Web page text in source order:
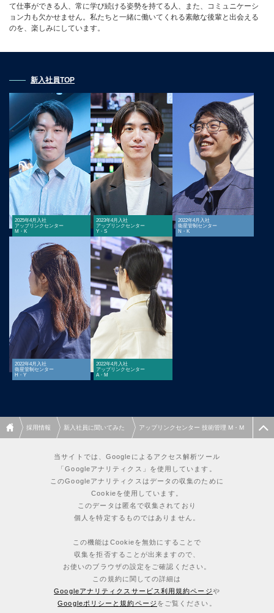
て仕事ができる人、常に学び続ける姿勢を持てる人、また、コミュニケーシ
ョン力も欠かせません。私たちと一緒に働いてくれる素敵な後輩と出会える
のを、楽しみにしています。
新入社員TOP
2025年4月入社
アップリンクセンター
M・K
2023年4月入社
アップリンクセンター
Y・S
2022年4月入社
衛星管制センター
N・K
2022年4月入社
衛星管制センター
H・Y
2022年4月入社
アップリンクセンター
A・M
採用情報 新入社員に聞いてみた アップリンクセンター 技術管理 M・M
当サイトでは、Googleによるアクセス解析ツール
「Googleアナリティクス」を使用しています。
このGoogleアナリティクスはデータの収集のために
Cookieを使用しています。
このデータは匿名で収集されており
個人を特定するものではありません。
この機能はCookieを無効にすることで
収集を拒否することが出来ますので、
お使いのブラウザの設定をご確認ください。
この規約に関しての詳細は
Googleアナリティクスサービス利用規約ページや
Googleポリシーと規約ページ をご覧ください。